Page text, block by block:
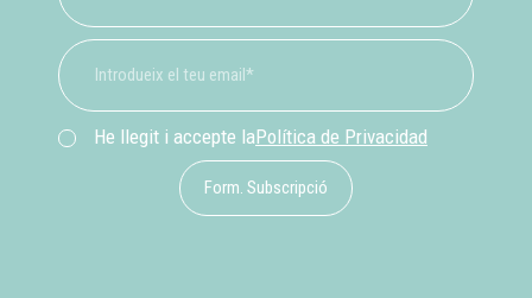
He llegit i accepte laPolítica de Privacidad
Form. Subscripció